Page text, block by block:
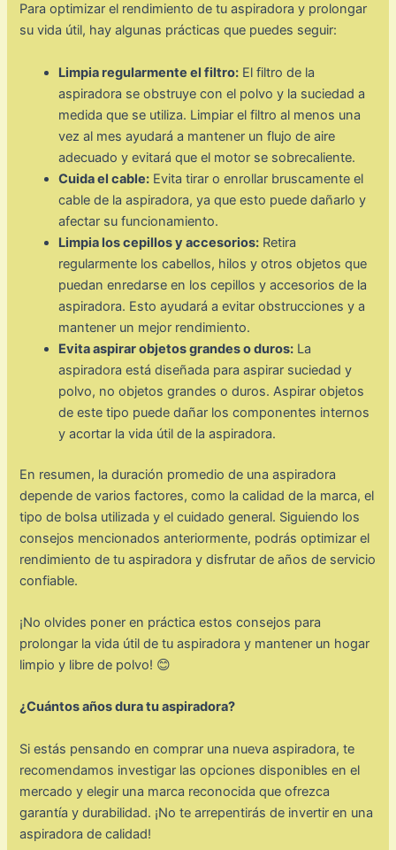
Para optimizar el rendimiento de tu aspiradora y prolongar
su vida útil, hay algunas prácticas que puedes seguir:
Limpia regularmente el filtro: El filtro de la
aspiradora se obstruye con el polvo y la suciedad a
medida que se utiliza. Limpiar el filtro al menos una
vez al mes ayudará a mantener un flujo de aire
adecuado y evitará que el motor se sobrecaliente.
Cuida el cable: Evita tirar o enrollar bruscamente el
cable de la aspiradora, ya que esto puede dañarlo y
afectar su funcionamiento.
Limpia los cepillos y accesorios: Retira
regularmente los cabellos, hilos y otros objetos que
puedan enredarse en los cepillos y accesorios de la
aspiradora. Esto ayudará a evitar obstrucciones y a
mantener un mejor rendimiento.
Evita aspirar objetos grandes o duros: La
aspiradora está diseñada para aspirar suciedad y
polvo, no objetos grandes o duros. Aspirar objetos
de este tipo puede dañar los componentes internos
y acortar la vida útil de la aspiradora.
En resumen, la duración promedio de una aspiradora
depende de varios factores, como la calidad de la marca, el
tipo de bolsa utilizada y el cuidado general. Siguiendo los
consejos mencionados anteriormente, podrás optimizar el
rendimiento de tu aspiradora y disfrutar de años de servicio
confiable.
¡No olvides poner en práctica estos consejos para
prolongar la vida útil de tu aspiradora y mantener un hogar
limpio y libre de polvo! 😊
¿Cuántos años dura tu aspiradora?
Si estás pensando en comprar una nueva aspiradora, te
recomendamos investigar las opciones disponibles en el
mercado y elegir una marca reconocida que ofrezca
garantía y durabilidad. ¡No te arrepentirás de invertir en una
aspiradora de calidad!